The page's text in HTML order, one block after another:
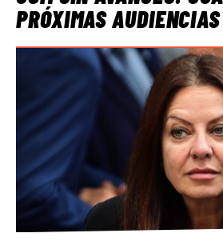
PRÓXIMAS AUDIENCIAS